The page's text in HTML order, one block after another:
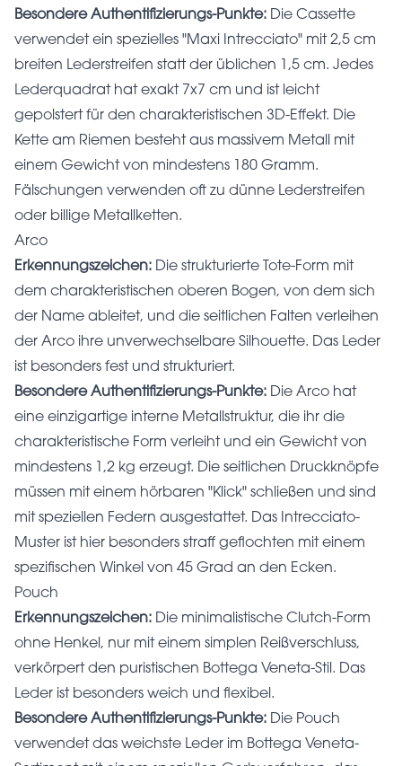
Besondere Authentifizierungs-Punkte: Die Cassette
verwendet ein spezielles "Maxi Intrecciato" mit 2,5 cm
breiten Lederstreifen statt der üblichen 1,5 cm. Jedes
Lederquadrat hat exakt 7x7 cm und ist leicht
gepolstert für den charakteristischen 3D-Effekt. Die
Kette am Riemen besteht aus massivem Metall mit
einem Gewicht von mindestens 180 Gramm.
Fälschungen verwenden oft zu dünne Lederstreifen
oder billige Metallketten.
Arco
Erkennungszeichen: Die strukturierte Tote-Form mit
dem charakteristischen oberen Bogen, von dem sich
der Name ableitet, und die seitlichen Falten verleihen
der Arco ihre unverwechselbare Silhouette. Das Leder
ist besonders fest und strukturiert.
Besondere Authentifizierungs-Punkte: Die Arco hat
eine einzigartige interne Metallstruktur, die ihr die
charakteristische Form verleiht und ein Gewicht von
mindestens 1,2 kg erzeugt. Die seitlichen Druckknöpfe
müssen mit einem hörbaren "Klick" schließen und sind
mit speziellen Federn ausgestattet. Das Intrecciato-
Muster ist hier besonders straff geflochten mit einem
spezifischen Winkel von 45 Grad an den Ecken.
Pouch
Erkennungszeichen: Die minimalistische Clutch-Form
ohne Henkel, nur mit einem simplen Reißverschluss,
verkörpert den puristischen Bottega Veneta-Stil. Das
Leder ist besonders weich und flexibel.
Besondere Authentifizierungs-Punkte: Die Pouch
verwendet das weichste Leder im Bottega Veneta-